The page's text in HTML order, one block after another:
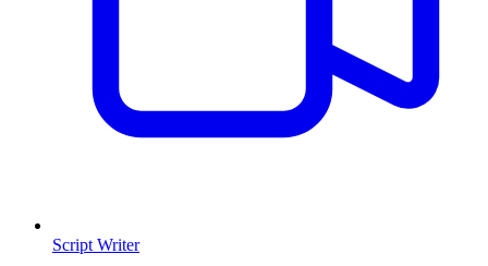
Script Writer